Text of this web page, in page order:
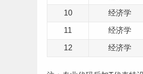
10 经济学
11 经济学
12 经济学